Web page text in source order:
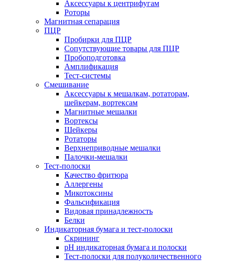
Аксессуары к центрифугам
Роторы
Магнитная сепарация
ПЦР
Пробирки для ПЦР
Сопутствующие товары для ПЦР
Пробоподготовка
Амплификация
Тест-системы
Смешивание
Аксессуары к мешалкам, ротаторам,
шейкерам, вортексам
Магнитные мешалки
Вортексы
Шейкеры
Ротаторы
Верхнеприводные мешалки
Палочки-мешалки
Тест-полоски
Качество фритюра
Аллергены
Микотоксины
Фальсификация
Видовая принадлежность
Белки
Индикаторная бумага и тест-полоски
Скрининг
pH индикаторная бумага и полоски
Тест-полоски для полуколичественного